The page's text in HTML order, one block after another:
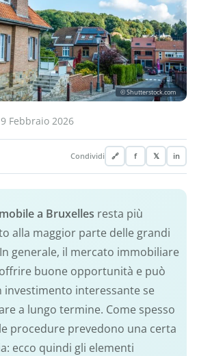
© Shutterstock.com
Febbraio 2026
Condividi 🔗 f 𝕏 in
a Bruxelles resta più
alla maggior parte delle grandi
generale, il mercato immobiliare
buone opportunità e può
interessante se
a lungo termine. Come spesso
procedure prevedono una certa
ecco quindi gli elementi